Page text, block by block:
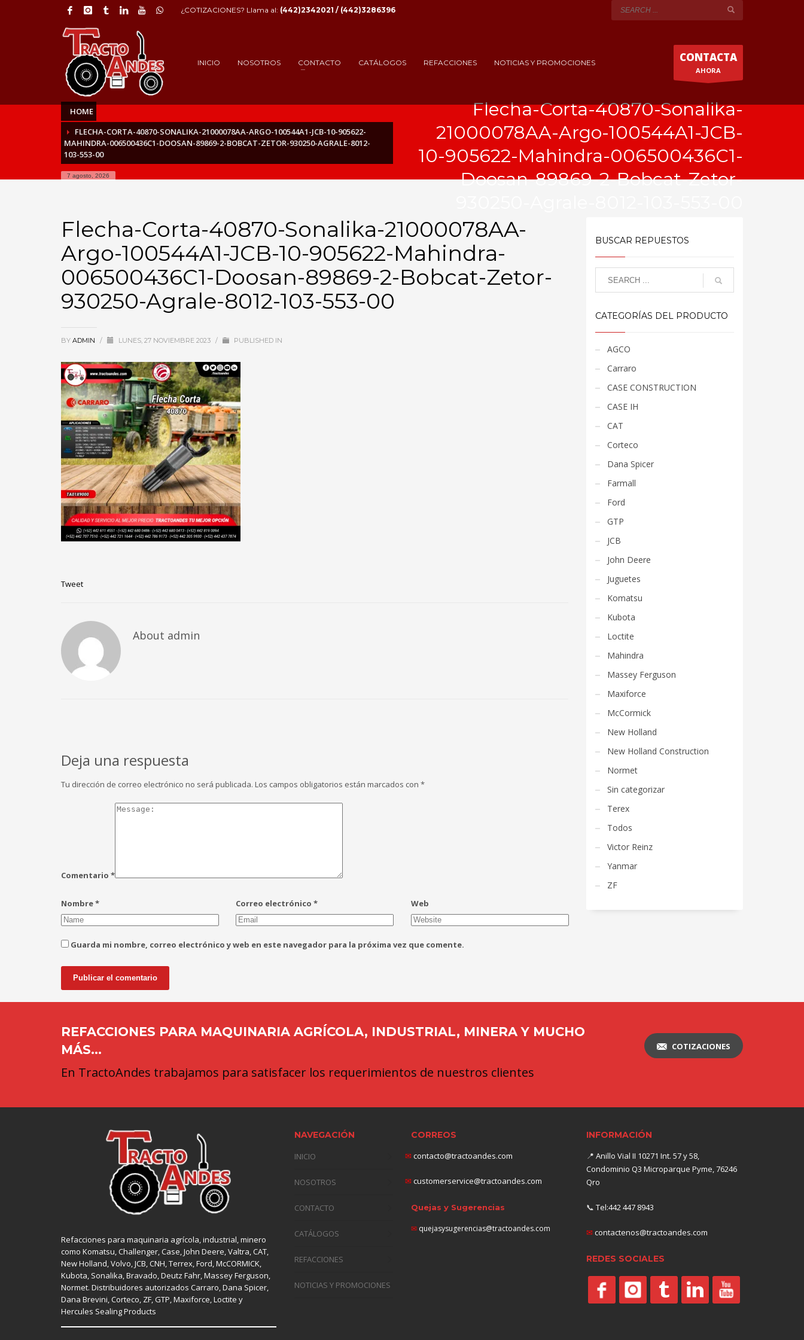
¿COTIZACIONES? Llama al: (442)2342021 / (442)3286396
INICIO NOSOTROS CONTACTO CATÁLOGOS REFACCIONES NOTICIAS Y PROMOCIONES CONTACTA
AHORA
HOME
FLECHA-CORTA-40870-SONALIKA-21000078AA-ARGO-100544A1-JCB-10-905622-
MAHINDRA-006500436C1-DOOSAN-89869-2-BOBCAT-ZETOR-930250-AGRALE-8012-
103-553-00
7 agosto, 2026
Flecha-Corta-40870-Sonalika-
21000078AA-Argo-100544A1-JCB-
10-905622-Mahindra-006500436C1-
Doosan-89869-2-Bobcat-Zetor-
Flecha-Corta-40870-Sonalika-21000078AA-
Argo-100544A1-JCB-10-905622-Mahindra-
006500436C1-Doosan-89869-2-Bobcat-Zetor-
930250-Agrale-8012-103-553-00
BY ADMIN / LUNES, 27 NOVIEMBRE 2023 / PUBLISHED IN
Tweet
About admin
Deja una respuesta
Tu dirección de correo electrónico no será publicada. Los campos obligatorios están marcados con *
Comentario *
Nombre* Correo electrónico* Web
Guarda mi nombre, correo electrónico y web en este navegador para la próxima vez que comente.
BUSCAR REPUESTOS
CATEGORÍAS DEL PRODUCTO
AGCO
Carraro
CASE CONSTRUCTION
CASE IH
CAT
Corteco
Dana Spicer
Farmall
Ford
GTP
JCB
John Deere
Juguetes
Komatsu
Kubota
Loctite
Mahindra
Massey Ferguson
Maxiforce
McCormick
New Holland
New Holland Construction
Normet
Sin categorizar
Terex
Todos
Victor Reinz
Yanmar
ZF
REFACCIONES PARA MAQUINARIA AGRÍCOLA, INDUSTRIAL, MINERA Y MUCHO
MÁS...
En TractoAndes trabajamos para satisfacer los requerimientos de nuestros clientes
COTIZACIONES
Refacciones para maquinaria agrícola, industrial, minero
como Komatsu, Challenger,Case,John Deere, Valtra,CAT,
New Holland, Volvo,JCB,CNH, Terrex,Ford, McCORMICK,
Kubota, Sonalika, Bravado, Deutz Fahr,Massey Ferguson,
Normet. Distribuidores autorizados Carraro,Dana Spicer,
Dana Brevini,Corteco, ZF,GTP,Maxiforce,Loctite y
Hercules Sealing Products
NAVEGACIÓN
INICIO
NOSOTROS
CONTACTO
CATÁLOGOS
REFACCIONES
NOTICIAS Y PROMOCIONES
CORREOS
✉ contacto@tractoandes.com
✉ customerservice@tractoandes.com
Quejas y Sugerencias
✉ quejasysugerencias@tractoandes.com
INFORMACIÓN
📍 Anillo Vial II 10271 Int. 57 y 58,
Condominio Q3 Microparque Pyme, 76246
Qro
📞 Tel:442 447 8943
✉ contactenos@tractoandes.com
REDES SOCIALES